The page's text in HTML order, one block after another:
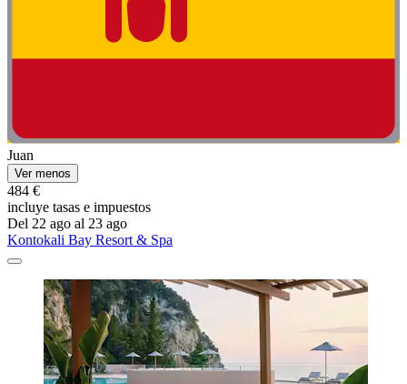
Juan
Ver menos
484 €
incluye tasas e impuestos
Del 22 ago al 23 ago
Kontokali Bay Resort & Spa